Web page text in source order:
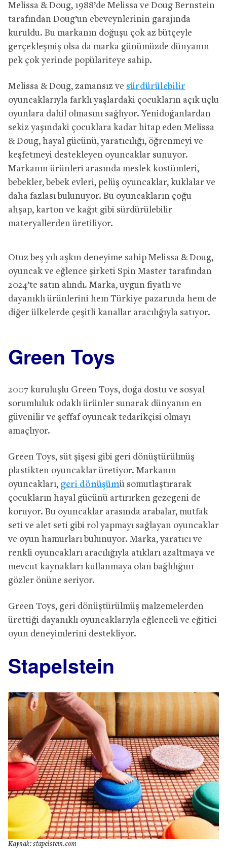
Melissa & Doug, 1988’de Melissa ve Doug Bernstein
tarafından Doug’un ebeveynlerinin garajında
kuruldu. Bu markanın doğuşu çok az bütçeyle
gerçekleşmiş olsa da marka günümüzde dünyanın
pek çok yerinde popülariteye sahip.
Melissa & Doug, zamansız ve sürdürülebilir
oyuncaklarıyla farklı yaşlardaki çocukların açık uçlu
oyunlara dahil olmasını sağlıyor. Yenidoğanlardan
sekiz yaşındaki çocuklara kadar hitap eden Melissa
& Doug, hayal gücünü, yaratıcılığı, öğrenmeyi ve
keşfetmeyi destekleyen oyuncaklar sunuyor.
Markanın ürünleri arasında meslek kostümleri,
bebekler, bebek evleri, pelüş oyuncaklar, kuklalar ve
daha fazlası bulunuyor. Bu oyuncakların çoğu
ahşap, karton ve kağıt gibi sürdürülebilir
materyallerden üretiliyor.
Otuz beş yılı aşkın deneyime sahip Melissa & Doug,
oyuncak ve eğlence şirketi Spin Master tarafından
2024’te satın alındı. Marka, uygun fiyatlı ve
dayanıklı ürünlerini hem Türkiye pazarında hem de
diğer ülkelerde çeşitli kanallar aracılığıyla satıyor.
Green Toys
2007 kuruluşlu Green Toys, doğa dostu ve sosyal
sorumluluk odaklı ürünler sunarak dünyanın en
güvenilir ve şeffaf oyuncak tedarikçisi olmayı
amaçlıyor.
Green Toys, süt şişesi gibi geri dönüştürülmüş
plastikten oyuncaklar üretiyor. Markanın
oyuncakları, geri dönüşümü somutlaştırarak
çocukların hayal gücünü artırırken gezegeni de
koruyor. Bu oyuncaklar arasında arabalar, mutfak
seti ve alet seti gibi rol yapmayı sağlayan oyuncaklar
ve oyun hamurları bulunuyor. Marka, yaratıcı ve
renkli oyuncakları aracılığıyla atıkları azaltmaya ve
mevcut kaynakları kullanmaya olan bağlılığını
gözler önüne seriyor.
Green Toys, geri dönüştürülmüş malzemelerden
ürettiği dayanıklı oyuncaklarıyla eğlenceli ve eğitici
oyun deneyimlerini destekliyor.
Stapelstein
Kaynak: stapelstein.com